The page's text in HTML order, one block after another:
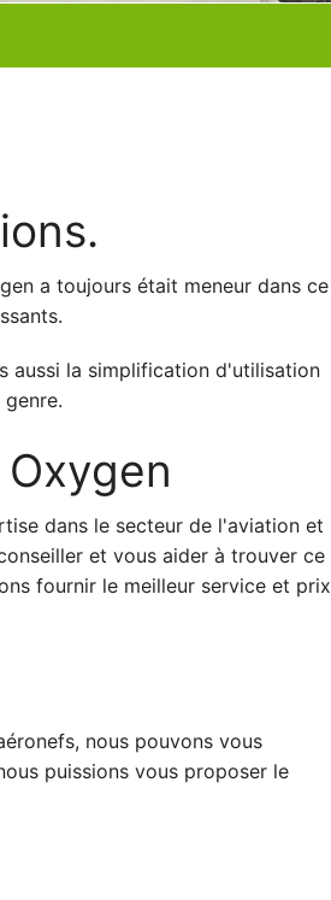
a toujours était meneur dans ce
aussi la simplification d'utilisation
dans le secteur de l'aviation et
et vous aider à trouver ce
fournir le meilleur service et prix
nous pouvons vous
puissions vous proposer le